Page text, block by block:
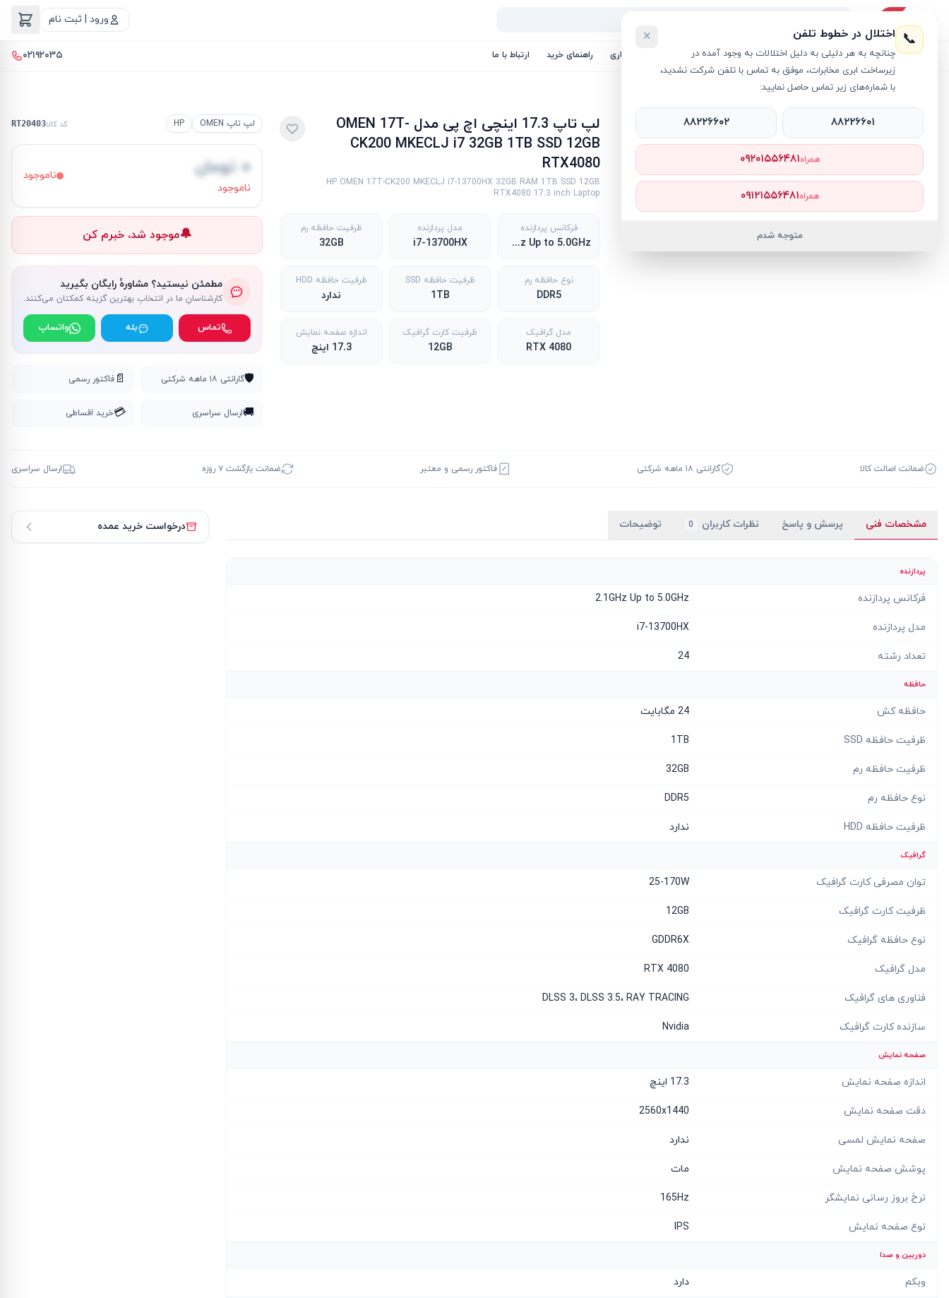
ورود | ثبت نام
لیست محصولات خرید اقساطی خرید سازمانی فروش عمده و همکاری راهنمای خرید ارتباط با ما ۰۲۱۹۲۰۳۵
لپ تاپ OMEN
لپ تاپ OMEN HP کد کالاRT20403
۰ تومان
ناموجود
ناموجود
🔔موجود شد، خبرم کن
مطمئن نیستید؟ مشاورهٔ رایگان بگیرید
کارشناسانِ ما در انتخابِ بهترین گزینه کمکتان می‌کنند.
تماس بله واتساپ
🛡️گارانتی ۱۸ ماهه شرکتی 📄 فاکتور رسمی
🚚ارسال سراسری 💳خرید اقساطی
لپ تاپ 17.3 اینچی اچ پی مدل OMEN 17T-
CK200 MKECLJ i7 32GB 1TB SSD 12GB
RTX4080
HP OMEN 17T-CK200 MKECLJ i7-13700HX 32GB RAM 1TB SSD 12GB
RTX4080 17.3 inch Laptop
فرکانس پردازنده
2.1GHz Up to 5.0GHz
مدل پردازنده
i7-13700HX
ظرفیت حافظه رم
32GB
نوع حافظه رم
DDR5
ظرفیت حافظه SSD
1TB
ظرفیت حافظه HDD
ندارد
مدل گرافیک
RTX 4080
ظرفیت کارت گرافیک
12GB
اندازه صفحه نمایش
17.3 اینچ
ضمانت اصالت کالا گارانتی ۱۸ ماهه شرکتی فاکتور رسمی و معتبر ضمانت بازگشت ۷ روزه ارسال سراسری
مشخصات فنی پرسش و پاسخ نظرات کاربران 0 توضیحات
پردازنده
فرکانس پردازنده 2.1GHz Up to 5.0GHz
مدل پردازنده i7-13700HX
تعداد رشته 24
حافظه
حافظه کش 24 مگابایت
ظرفیت حافظه SSD 1TB
ظرفیت حافظه رم 32GB
نوع حافظه رم DDR5
ظرفیت حافظه HDD ندارد
گرافیک
توان مصرفی کارت گرافیک 25-170W
ظرفیت کارت گرافیک 12GB
نوع حافظه گرافیک GDDR6X
مدل گرافیک RTX 4080
فناوری های گرافیک DLSS 3، DLSS 3.5، RAY TRACING
سازنده کارت گرافیک Nvidia
صفحه نمایش
اندازه صفحه نمایش 17.3 اینچ
دقت صفحه نمایش 2560x1440
صفحه نمایش لمسی ندارد
پوشش صفحه نمایش مات
نرخ بروز رسانی نمایشگر 165Hz
نوع صفحه نمایش IPS
دوربین و صدا
وبکم دارد
درخواست خرید عمده
📞 اختلال در خطوط تلفن
چنانچه به هر دلیلی به دلیل اختلالات به وجود آمده در
زیرساخت ابری مخابرات، موفق به تماس با تلفن شرکت نشدید،
با شماره‌های زیر تماس حاصل نمایید:
×
۸۸۲۲۶۶۰۱ ۸۸۲۲۶۶۰۲
همراه۰۹۲۰۱۵۵۶۴۸۱
همراه۰۹۱۲۱۵۵۶۴۸۱
متوجه شدم